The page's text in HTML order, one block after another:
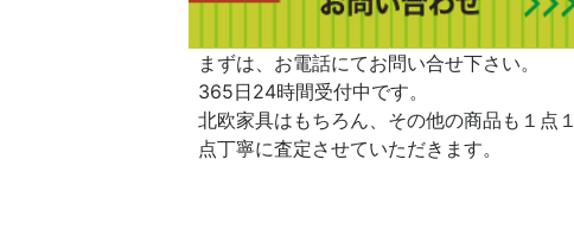
まずは、お電話にてお問い合せ下さい。
365日24時間受付中です。
北欧家具はもちろん、その他の商品も１点１
点丁寧に査定させていただきます。